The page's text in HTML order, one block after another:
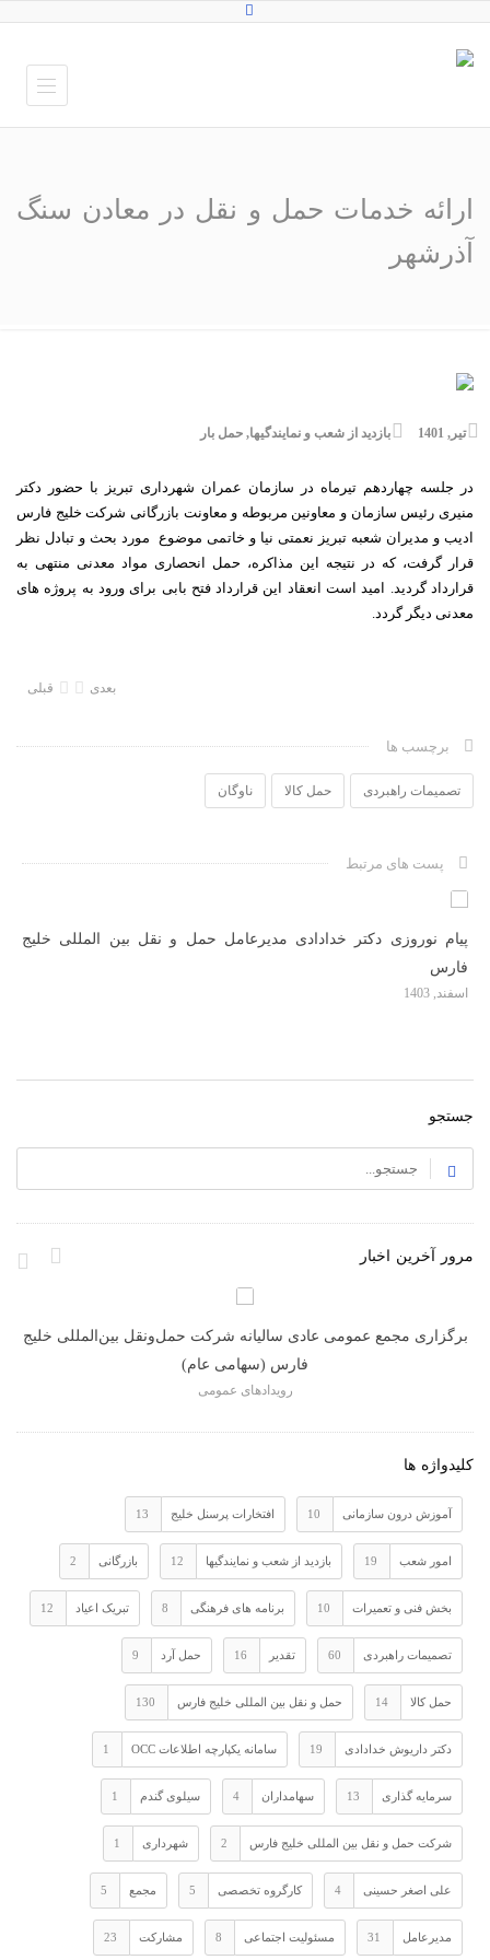
ارائه خدمات حمل و نقل در معادن سنگ
آذرشهر
تیر, 1401 بازدید از شعب و نمایندگیها, حمل بار
در جلسه چهاردهم تیرماه در سازمان عمران شهرداری تبریز با حضور دکتر
منیری رئیس سازمان و معاونین مربوطه و معاونت بازرگانی شرکت خلیج فارس
ادیب و مدیران شعبه تبریز نعمتی نیا و خاتمی موضوع مورد بحث و تبادل نظر
قرار گرفت، که در نتیجه این مذاکره، حمل انحصاری مواد معدنی منتهی به
قرارداد گردید. امید است انعقاد این قرارداد فتح بابی برای ورود به پروژه های
معدنی دیگر گردد.
قبلی بعدی
برچسب ها
تصمیمات راهبردی حمل کالا ناوگان
پست های مرتبط
پیام نوروزی دکتر خدادادی مدیرعامل حمل و نقل بین المللی خلیج
فارس
اسفند, 1403
جستجو
مرور آخرین اخبار
برگزاری مجمع عمومی عادی سالیانه شرکت حمل‌ونقل بین‌المللی خلیج
فارس (سهامی عام)
رویدادهای عمومی
کلیدواژه ها
آموزش درون سازمانی 10 افتخارات پرسنل خلیج 13
امور شعب 19 بازدید از شعب و نمایندگیها 12 بازرگانی 2
بخش فنی و تعمیرات 10 برنامه های فرهنگی 8 تبریک اعیاد 12
تصمیمات راهبردی 60 تقدیر 16 حمل آرد 9
حمل کالا 14 حمل و نقل بین المللی خلیج فارس 130
دکتر داریوش خدادادی 19 سامانه یکپارچه اطلاعات OCC 1
سرمایه گذاری 13 سهامداران 4 سیلوی گندم 1
شرکت حمل و نقل بین المللی خلیج فارس 2 شهرداری 1
علی اصغر حسینی 4 کارگروه تخصصی 5 مجمع 5
مدیرعامل 31 مسئولیت اجتماعی 8 مشارکت 23